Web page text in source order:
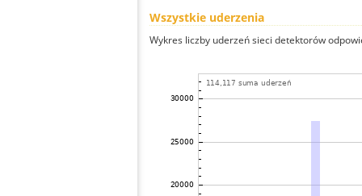
Wszystkie uderzenia
Wykres liczby uderzeń sieci detektorów